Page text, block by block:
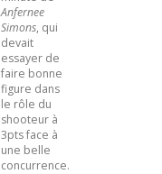
Anfernee
Simons, qui
devait
essayer de
faire bonne
figure dans
le rôle du
shooteur à
3pts face à
une belle
concurrence.